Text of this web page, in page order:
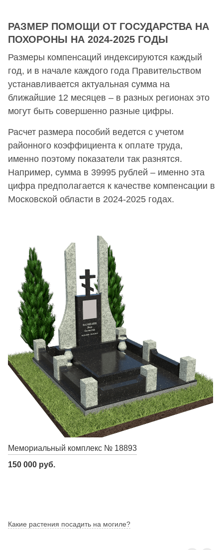
РАЗМЕР ПОМОЩИ ОТ ГОСУДАРСТВА НА
ПОХОРОНЫ НА 2024-2025 ГОДЫ
Размеры компенсаций индексируются каждый
год, и в начале каждого года Правительством
устанавливается актуальная сумма на
ближайшие 12 месяцев – в разных регионах это
могут быть совершенно разные цифры.
Расчет размера пособий ведется с учетом
районного коэффициента к оплате труда,
именно поэтому показатели так разнятся.
Например, сумма в 39995 рублей – именно эта
цифра предполагается к качестве компенсации в
Московской области в 2024-2025 годах.
Мемориальный комплекс № 18893
150 000 руб.
Какие растения посадить на могиле?